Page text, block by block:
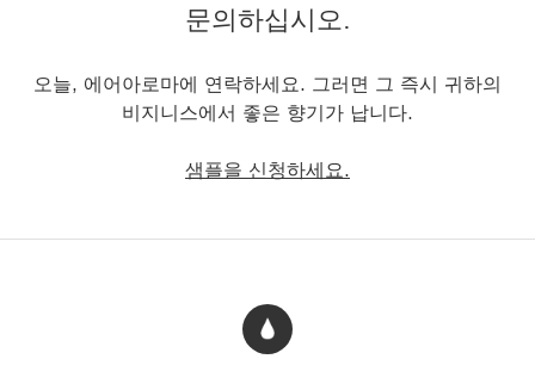
문의하십시오.
오늘, 에어아로마에 연락하세요. 그러면 그 즉시 귀하의
비지니스에서 좋은 향기가 납니다.
샘플을 신청하세요.